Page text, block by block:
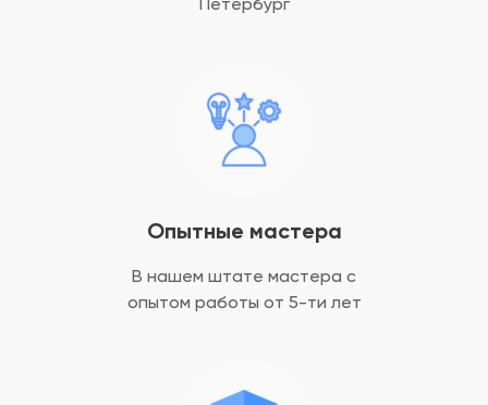
Опытные мастера
В нашем штате мастера с
опытом работы от 5-ти лет